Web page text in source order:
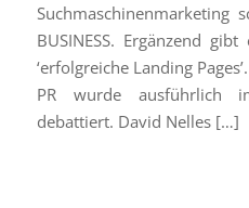
Suchmaschinenmarketing
BUSINESS. Ergänzend
‘erfolgreiche Landing
PR wurde ausführlich
debattiert. David Nelles […]